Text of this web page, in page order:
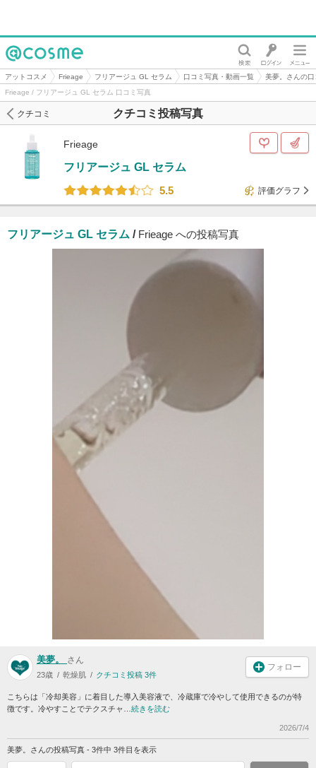
@cosme
アットコスメ Frieage フリアージュ GL セラム 口コミ写真・動画一覧
美夢。さんの
Frieage / フリアージュ GL セラム 口コミ写真
クチコミ投稿写真
クチコミ
Frieage
フリアージュ GL セラム
5.5
評価グラフ
フリアージュ GL セラム / Frieage への投稿写真
美夢。 さん
23歳 乾燥肌 クチコミ投稿 3件
フォロー
こちらは「冷却美容」に着目した導入美容液で、冷蔵庫で冷やして使用できるのが特
徴です。冷やすことでテクスチャ… 続きを読む
2026/7/4
美夢。さんの投稿写真 - 3件中 3件目を表示